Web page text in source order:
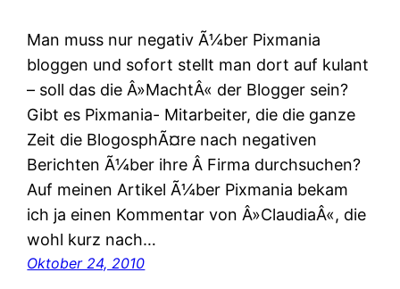
Man muss nur negativ Ã¼ber Pixmania
bloggen und sofort stellt man dort auf kulant
– soll das die Â»MachtÂ« der Blogger sein?
Gibt es Pixmania- Mitarbeiter, die die ganze
Zeit die BlogosphÃ¤re nach negativen
Berichten Ã¼ber ihre Â Firma durchsuchen?
Auf meinen Artikel Ã¼ber Pixmania bekam
ich ja einen Kommentar von Â»ClaudiaÂ«, die
wohl kurz nach…
Oktober 24, 2010